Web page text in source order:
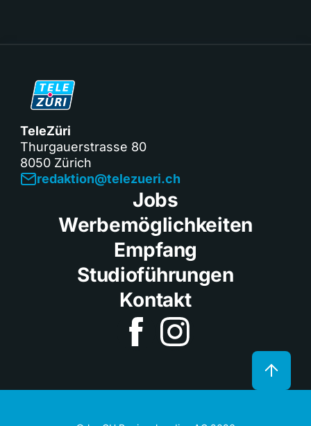
TeleZüri
Thurgauerstrasse 80
8050 Zürich
redaktion@telezueri.ch
Jobs
Werbemöglichkeiten
Empfang
Studioführungen
Kontakt